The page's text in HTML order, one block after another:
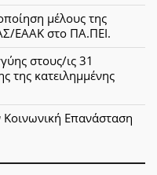
μέλους της
ΕΑΑΚ στο ΠΑ.ΠΕΙ.
στους/ις 31
της κατειλημμένης
Επανάσταση